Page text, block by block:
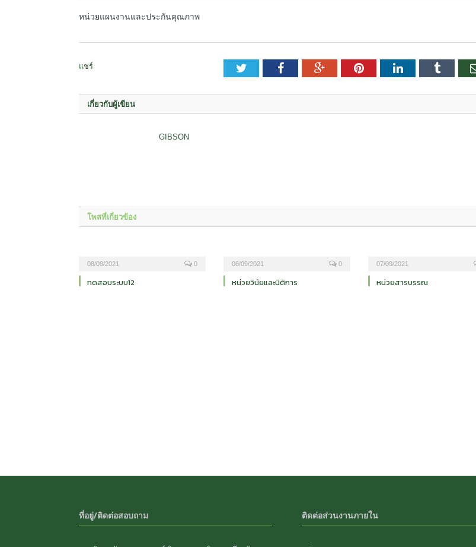
หน่วยแผนงานและประกันคุณภาพ
แชร์ Twitter FacebookGoogle+PinterestLinkedInTumblr
เกี่ยวกับผู้เขียน
GIBSON
โพสที่เกี่ยวข้อง
08/09/2021 0
ทดสอบระบบ12
08/09/2021 0
หน่วยวินัยและนิติการ
07/09/2021
หน่วยสารบรรณ
ที่อยู่/ติดต่อสอบถาม ติดต่อส่วนงานภายใน